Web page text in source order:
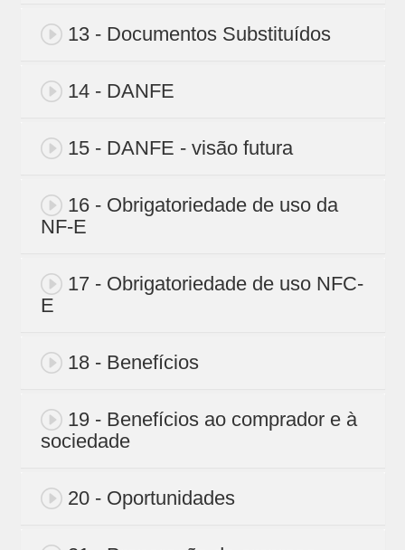
13 - Documentos Substituídos
14 - DANFE
15 - DANFE - visão futura
16 - Obrigatoriedade de uso da
NF-E
17 - Obrigatoriedade de uso NFC-
E
18 - Benefícios
19 - Benefícios ao comprador e à
sociedade
20 - Oportunidades